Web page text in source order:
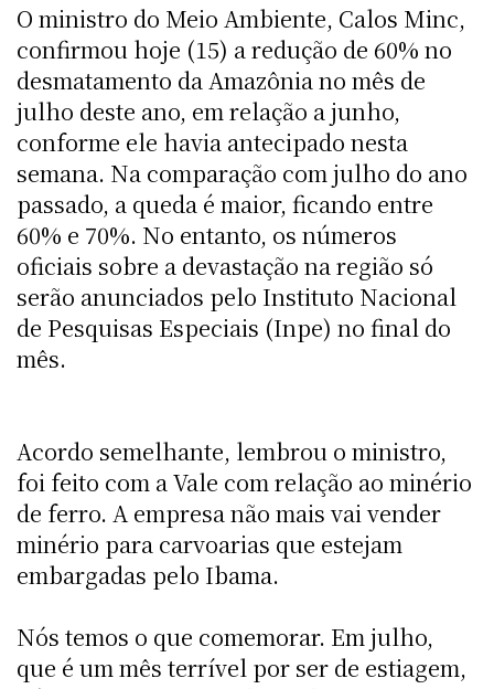
O ministro do Meio Ambiente, Calos Minc,
confirmou hoje (15) a redução de 60% no
desmatamento da Amazônia no mês de
julho deste ano, em relação a junho,
conforme ele havia antecipado nesta
semana. Na comparação com julho do ano
passado, a queda é maior, ficando entre
60% e 70%. No entanto, os números
oficiais sobre a devastação na região só
serão anunciados pelo Instituto Nacional
de Pesquisas Especiais (Inpe) no final do
mês.
Acordo semelhante, lembrou o ministro,
foi feito com a Vale com relação ao minério
de ferro. A empresa não mais vai vender
minério para carvoarias que estejam
embargadas pelo Ibama.
Nós temos o que comemorar. Em julho,
que é um mês terrível por ser de estiagem,